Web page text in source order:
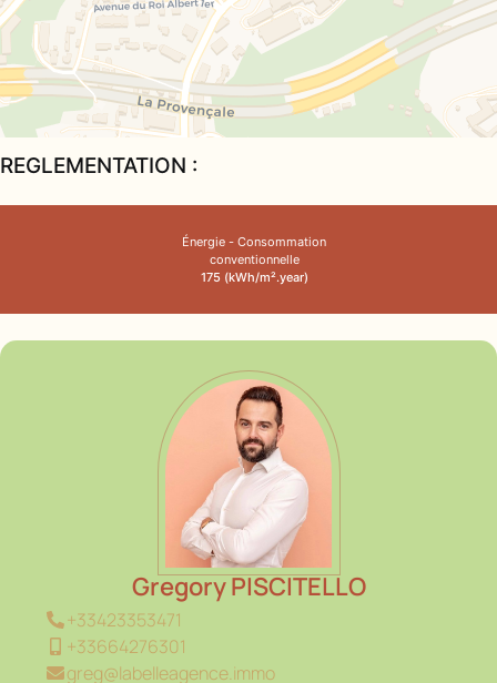
REGLEMENTATION :
Énergie - Consommation
conventionnelle
175 (kWh/m².year)
Gregory PISCITELLO
+33423353471
+33664276301
greg@labelleagence.immo